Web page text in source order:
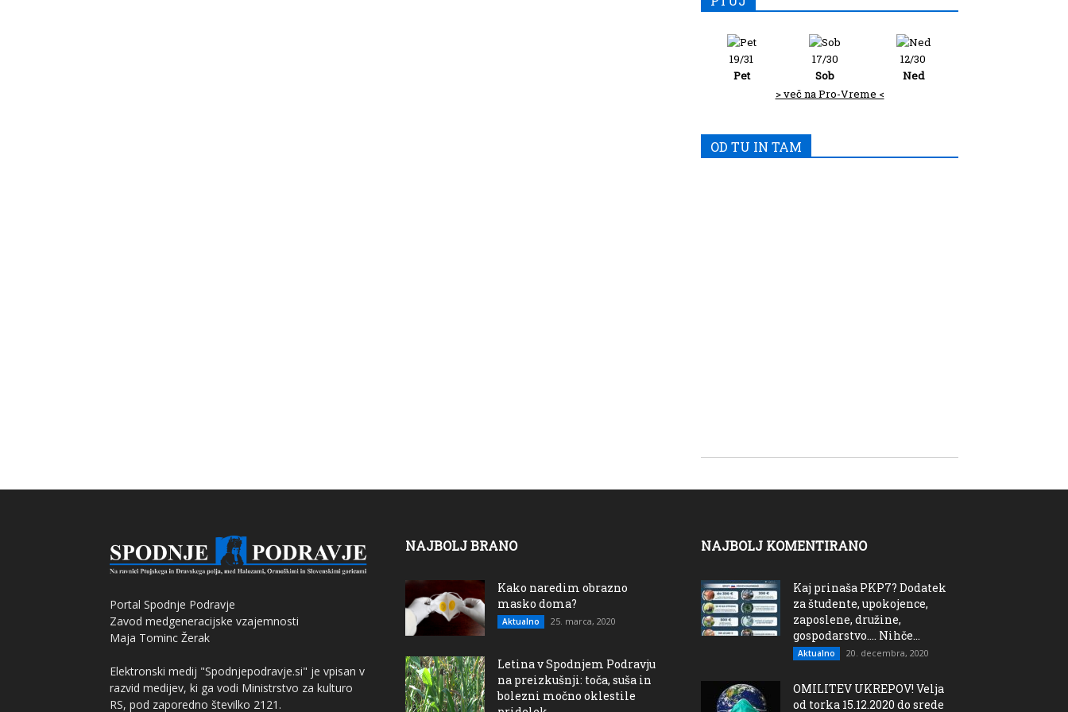
19/31
Pet
17/30
Sob
12/30
Ned
> več na Pro-Vreme <
OD TU IN TAM
Portal Spodnje Podravje
Zavod medgeneracijske vzajemnosti
Maja Tominc Žerak
Elektronski medij "Spodnjepodravje.si" je vpisan v
razvid medijev, ki ga vodi Ministrstvo za kulturo
RS, pod zaporedno številko 2121.
NAJBOLJ BRANO
Kako naredim obrazno
masko doma?
Aktualno 25. marca, 2020
Letina v Spodnjem Podravju
na preizkušnji: toča, suša in
bolezni močno oklestile
NAJBOLJ KOMENTIRANO
Kaj prinaša PKP7? Dodatek
za študente, upokojence,
zaposlene, družine,
gospodarstvo…. Nihče...
Aktualno 20. decembra, 2020
OMILITEV UKREPOV! Velja
od torka 15.12.2020 do srede